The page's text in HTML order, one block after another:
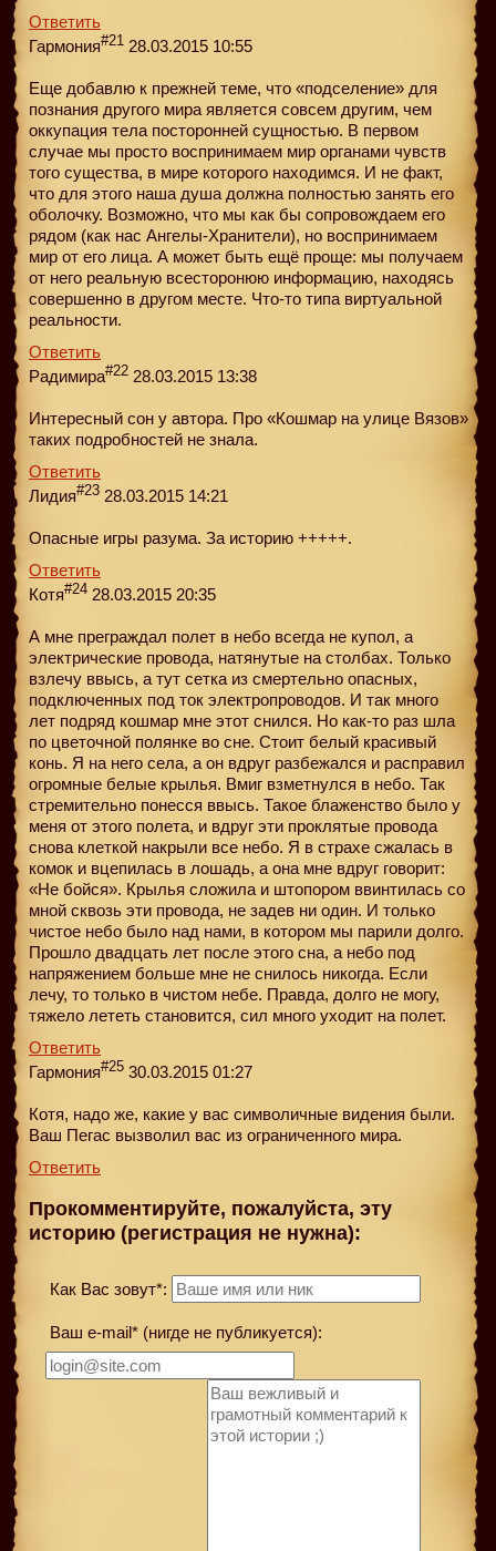
Ответить
Гармония#21 28.03.2015 10:55
Еще добавлю к прежней теме, что «подселение» для
познания другого мира является совсем другим, чем
оккупация тела посторонней сущностью. В первом
случае мы просто воспринимаем мир органами чувств
того существа, в мире которого находимся. И не факт,
что для этого наша душа должна полностью занять его
оболочку. Возможно, что мы как бы сопровождаем его
рядом (как нас Ангелы-Хранители), но воспринимаем
мир от его лица. А может быть ещё проще: мы получаем
от него реальную всесторонюю информацию, находясь
совершенно в другом месте. Что-то типа виртуальной
реальности.
Ответить
Радимира#22 28.03.2015 13:38
Интересный сон у автора. Про «Кошмар на улице Вязов»
таких подробностей не знала.
Ответить
Лидия#23 28.03.2015 14:21
Опасные игры разума. За историю +++++.
Ответить
Котя#24 28.03.2015 20:35
А мне преграждал полет в небо всегда не купол, а
электрические провода, натянутые на столбах. Только
взлечу ввысь, а тут сетка из смертельно опасных,
подключенных под ток электропроводов. И так много
лет подряд кошмар мне этот снился. Но как-то раз шла
по цветочной полянке во сне. Стоит белый красивый
конь. Я на него села, а он вдруг разбежался и расправил
огромные белые крылья. Вмиг взметнулся в небо. Так
стремительно понесся ввысь. Такое блаженство было у
меня от этого полета, и вдруг эти проклятые провода
снова клеткой накрыли все небо. Я в страхе сжалась в
комок и вцепилась в лошадь, а она мне вдруг говорит:
«Не бойся». Крылья сложила и штопором ввинтилась со
мной сквозь эти провода, не задев ни один. И только
чистое небо было над нами, в котором мы парили долго.
Прошло двадцать лет после этого сна, а небо под
напряжением больше мне не снилось никогда. Если
лечу, то только в чистом небе. Правда, долго не могу,
тяжело лететь становится, сил много уходит на полет.
Ответить
Гармония#25 30.03.2015 01:27
Котя, надо же, какие у вас символичныe видения были.
Ваш Пегас вызволил вас из ограниченного мира.
Ответить
Прокомментируйте, пожалуйста, эту
историю (регистрация не нужна):
Как Вас зовут*:
Ваш e-mail* (нигде не публикуется):